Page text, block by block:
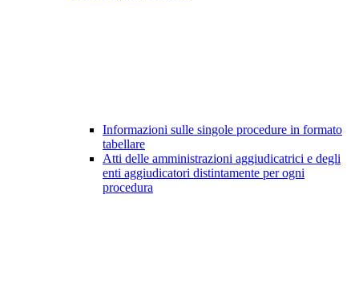
Informazioni sulle singole procedure in formato
tabellare
Atti delle amministrazioni aggiudicatrici e degli
enti aggiudicatori distintamente per ogni
procedura